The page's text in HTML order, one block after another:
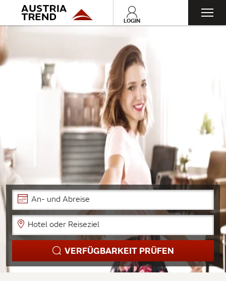
LOGIN
An- und Abreise
Hotel oder Reiseziel
VERFÜGBARKEIT PRÜFEN